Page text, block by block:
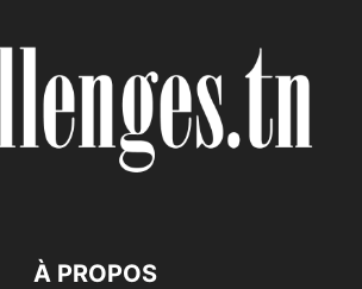
À PROPOS